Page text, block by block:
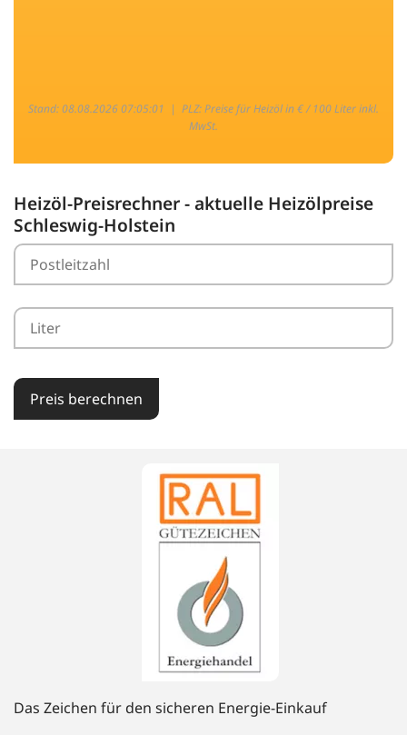
Stand: 08.08.2026 07:05:01 | PLZ: Preise für Heizöl in € / 100 Liter inkl.
MwSt.
Heizöl-Preisrechner - aktuelle Heizölpreise
Schleswig-Holstein
Preis berechnen
Das Zeichen für den sicheren Energie-Einkauf